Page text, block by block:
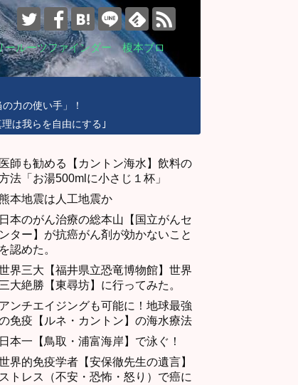
ールーツファインダー 榎本ブロ
力の使い手」！
は我らを自由にする｣
医師も勧める【カントン海水】飲料の
法「お湯500mlに小さじ１杯」
本地震は人工地震か
日本のがん治療の総本山【国立がんセ
ンター】が抗癌がん剤が効かないこと
を認めた。
界三大【福井県立恐竜博物館】世界
三大絶勝【東尋坊】に行ってみた。
アンチエイジングも可能に！地球最強
免疫【ルネ・カントン】の海水療法
日本一【鳥取・浦富海岸】で泳ぐ！
界的免疫学者【安保徹先生の遺言】
ストレス（不安・恐怖・怒り）で癌に